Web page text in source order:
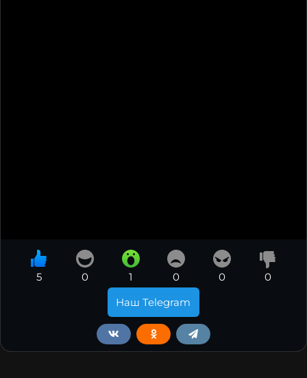
5 0 1 0 0
0
Наш Telegram